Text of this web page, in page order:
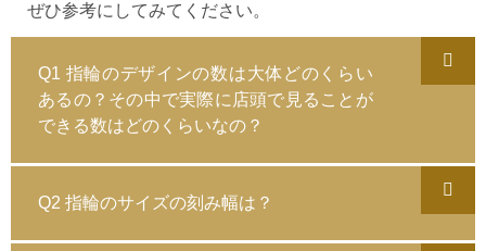
ぜひ参考にしてみてください。
Q1 指輪のデザインの数は大体どのくらい
あるの？その中で実際に店頭で見ることが
できる数はどのくらいなの？
Q2 指輪のサイズの刻み幅は？